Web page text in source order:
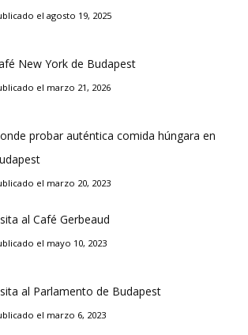
el agosto 19, 2025
New York de Budapest
el marzo 21, 2026
probar auténtica comida húngara en
el marzo 20, 2023
al Café Gerbeaud
el mayo 10, 2023
al Parlamento de Budapest
el marzo 6, 2023